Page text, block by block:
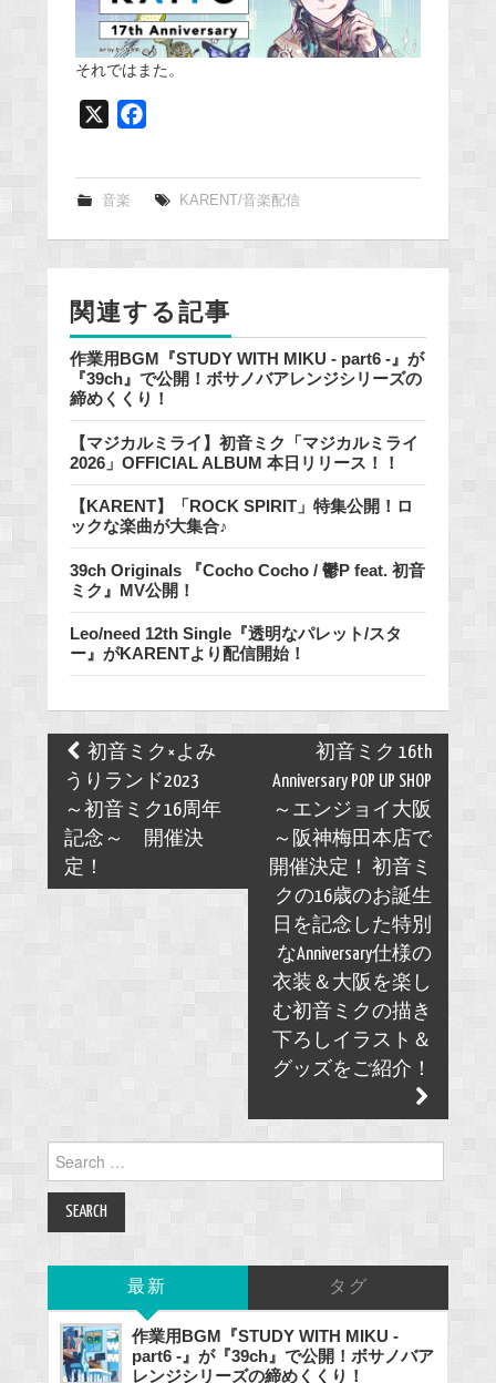
それではまた。
e
k
音楽 KARENT/音楽配信
関連する記事
作業用BGM『STUDY WITH MIKU - part6 -』が
『39ch』で公開！ボサノバアレンジシリーズの
締めくくり！
【マジカルミライ】初音ミク「マジカルミライ
2026」OFFICIAL ALBUM 本日リリース！！
【KARENT】「ROCK SPIRIT」特集公開！ロ
ックな楽曲が大集合♪
39ch Originals 『Cocho Cocho / 鬱P feat. 初音
ミク』MV公開！
Leo/need 12th Single『透明なパレット/スタ
ー』がKARENTより配信開始！
Post
navigation
初音ミク×よみ
うりランド2023
～初音ミク16周年
記念～ 開催決
定！
初音ミク 16th
Anniversary POP UP SHOP
～エンジョイ大阪
～阪神梅田本店で
開催決定！ 初音ミ
クの16歳のお誕生
日を記念した特別
なAnniversary仕様の
衣装＆大阪を楽し
む初音ミクの描き
下ろしイラスト＆
グッズをご紹介！
for:
最新 タグ
作業用BGM『STUDY WITH MIKU -
part6 -』が『39ch』で公開！ボサノバア
レンジシリーズの締めくくり！